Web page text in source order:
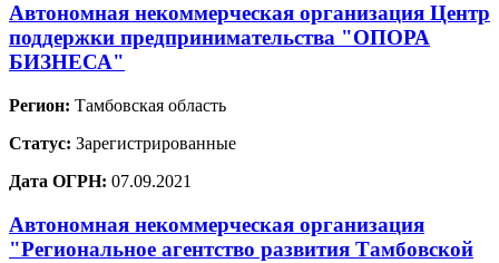
Автономная некоммерческая организация Центр
поддержки предпринимательства "ОПОРА
БИЗНЕСА"
Регион: Тамбовская область
Статус: Зарегистрированные
Дата ОГРН: 07.09.2021
Автономная некоммерческая организация
"Региональное агентство развития Тамбовской